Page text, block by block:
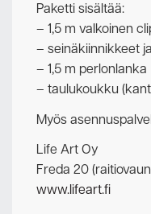
Paketti sisältää:
– 1,5 m valkoinen
– seinäkiinnikkeet
– 1,5 m perlonlanka
– taulukoukku
Myös
Life Art Oy
Freda 20
www.lifeart.fi